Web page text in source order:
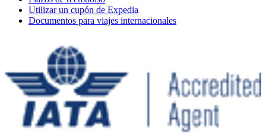
Utilizar un cupón de Expedia
Documentos para viajes internacionales